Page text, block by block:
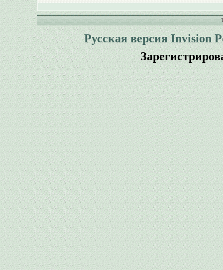
Русская версия Invision